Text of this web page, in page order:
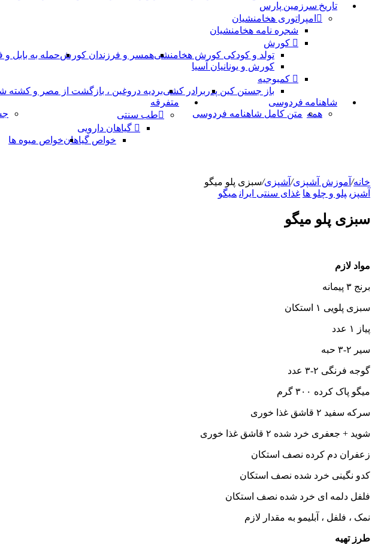
تاریخ سرزمین پارس
امپراتوری هخامنشیان
شجره نامه هخامنشیان
کورش
تولد و کودکی کورش هخامنشیهمسر و فرزندان کورشحمله به بابل
کورش و یونانیان آسیا
کمبوجیه
باز جستن کین پدر برادر کشیبردیه دروغین ، بازگشت از مصر و کشته
شاهنامه فردوسی
همه متن کامل شاهنامه فردوسی
متفرقه
طب سنتی
گیاهان دارویی
خواص گیاهانخواص میوه ها
خانه/ آموزش آشپزی/ آشپزی/سبزی پلو میگو
آشپزی پلو و چلو ها غذای سنتی ایران میگو
سبزی پلو میگو
مواد لازم
برنج ۳ پیمانه
سبزی پلویی ۱ استکان
پیاز ۱ عدد
سیر ۲-۳ حبه
گوجه فرنگی ۲-۳ عدد
میگو پاک کرده ۳۰۰ گرم
سرکه سفید ۲ قاشق غذا خوری
شوید + جعفری خرد شده ۲ قاشق غذا خوری
زعفران دم کرده نصف استکان
کدو نگینی خرد شده نصف استکان
فلفل دلمه ای خرد شده نصف استکان
نمک ، فلفل ، آبلیمو به مقدار لازم
طرز تهیه